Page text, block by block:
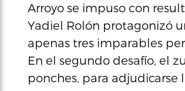
Arroyo se impuso con
Yadiel Rolón protagonizó
apenas tres imparables
En el segundo desafío, el
ponches, para adjudicarse